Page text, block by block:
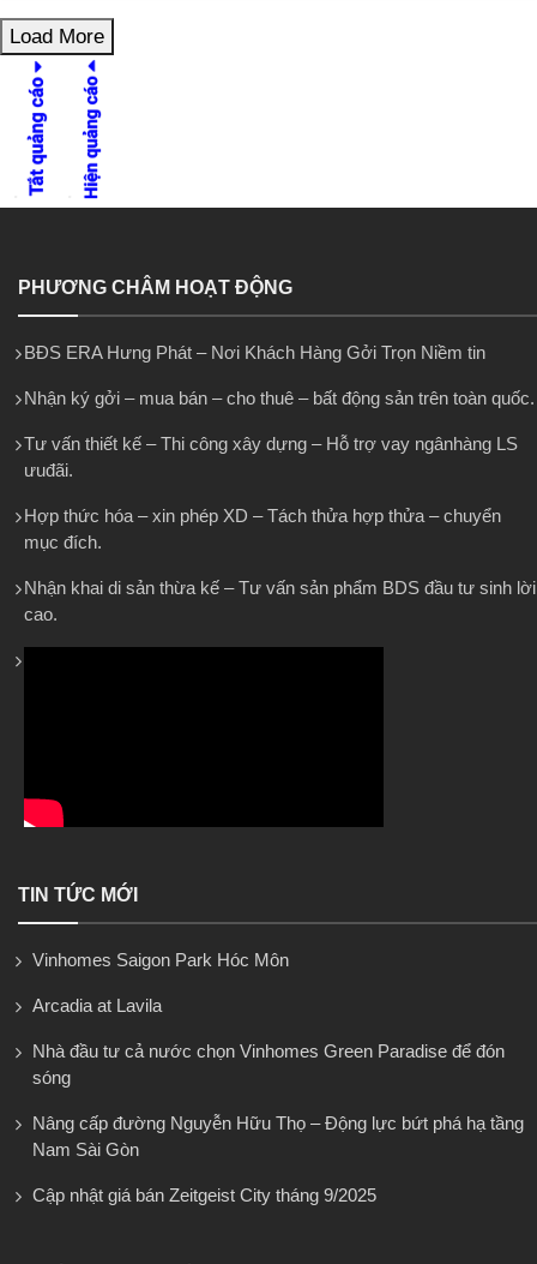
Load More
PHƯƠNG CHÂM HOẠT ĐỘNG
BĐS ERA Hưng Phát – Nơi Khách Hàng Gởi Trọn Niềm tin
Nhận ký gởi – mua bán – cho thuê – bất động sản trên toàn quốc.
Tư vấn thiết kế – Thi công xây dựng – Hỗ trợ vay ngânhàng LS
ưuđãi.
Hợp thức hóa – xin phép XD – Tách thửa hợp thửa – chuyển
mục đích.
Nhận khai di sản thừa kế – Tư vấn sản phẩm BDS đầu tư sinh lời
cao.
TIN TỨC MỚI
Vinhomes Saigon Park Hóc Môn
Arcadia at Lavila
Nhà đầu tư cả nước chọn Vinhomes Green Paradise để đón
sóng
Nâng cấp đường Nguyễn Hữu Thọ – Động lực bứt phá hạ tầng
Nam Sài Gòn
Cập nhật giá bán Zeitgeist City tháng 9/2025